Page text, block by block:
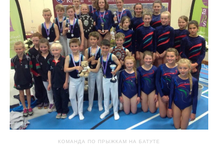
КОМАНДА ПО ПРЫЖКАМ НА БАТУТЕ